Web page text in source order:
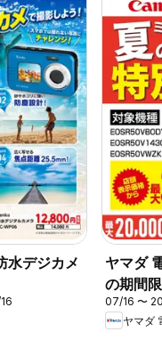
水デジカメ
ヤマダ
の期間
07/16 〜
ヤマダ